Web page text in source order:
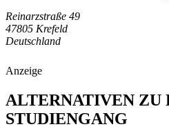
Reinarzstraße 49
47805 Krefeld
Deutschland
Anzeige
ALTERNATIVEN ZU
STUDIENGANG